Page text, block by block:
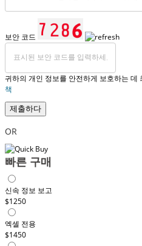
보안 코드
귀하의 개인 정보를 안전하게 보호하는 데
책
제출하다
OR
빠른 구매
신속 정보 보고
$1250
엑셀 전용
$1450